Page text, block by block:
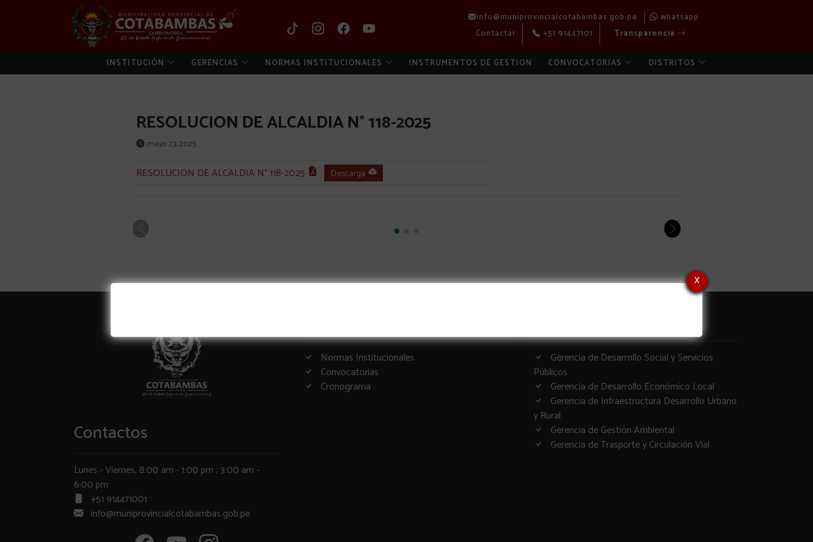
info@muniprovincialcotabambas.gob.pe
whatsapp
Contactar
+51 91447101 Transparencia
INSTITUCIÓN GERENCIAS NORMAS INSTITUCIONALES INSTRUMENTOS DE GESTION CONVOCATORIAS DISTRITOS
RESOLUCION DE ALCALDIA N° 118-2025
mayo 23, 2025
RESOLUCION DE ALCALDIA N° 118-2025 Descarga
x
Contactos
Lunes - Viernes, 8:00 am - 1:00 pm ; 3:00 am -
6:00 pm
+51 914471001
info@muniprovincialcotabambas.gob.pe
Normas Institucionales
Convocatorias
Cronograma
Gerencia de Desarrollo Social y Servicios
Públicos
Gerencia de Desarrollo Económico Local
Gerencia de Infraestructura Desarrollo Urbano
y Rural
Gerencia de Gestión Ambiental
Gerencia de Trasporte y Circulación Vial